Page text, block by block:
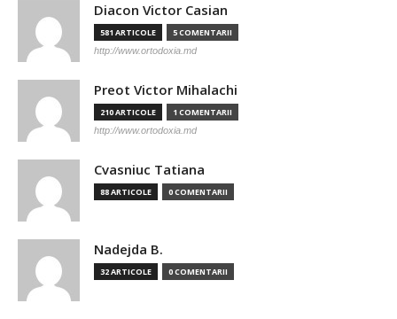
Diacon Victor Casian
581 ARTICOLE 5 COMENTARII
http://www.ortodoxia.md
Preot Victor Mihalachi
210 ARTICOLE 1 COMENTARII
http://www.ortodoxia.md
Cvasniuc Tatiana
88 ARTICOLE 0 COMENTARII
Nadejda B.
32 ARTICOLE 0 COMENTARII